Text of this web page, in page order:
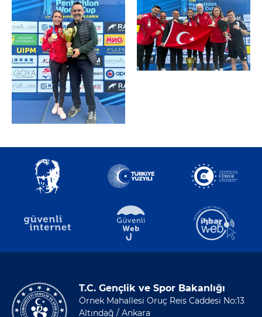
T.C. Gençlik ve Spor Bakanlığı
Örnek Mahallesi Oruç Reis Caddesi No:13
Altındağ / Ankara